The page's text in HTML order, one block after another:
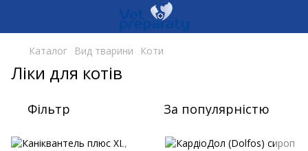
Каталог Вид тварини Коти
Ліки для котів
Фільтр За популярністю